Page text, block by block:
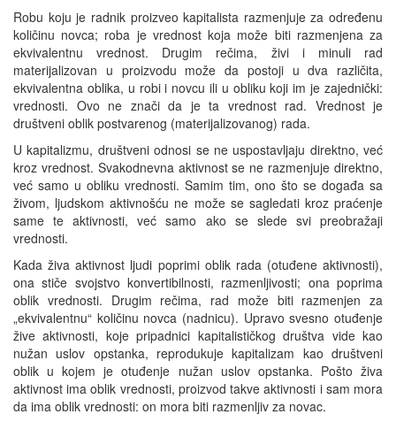
Robu koju je radnik proizveo kapitalista razmenjuje za određenu
količinu novca; roba je vrednost koja može biti razmenjena za
ekvivalentnu vrednost. Drugim rečima, živi i minuli rad
materijalizovan u proizvodu može da postoji u dva različita,
ekvivalentna oblika, u robi i novcu ili u obliku koji im je zajednički:
vrednosti. Ovo ne znači da je ta vrednost rad. Vrednost je
društveni oblik postvarenog (materijalizovanog) rada.
U kapitalizmu, društveni odnosi se ne uspostavljaju direktno, već
kroz vrednost. Svakodnevna aktivnost se ne razmenjuje direktno,
već samo u obliku vrednosti. Samim tim, ono što se događa sa
živom, ljudskom aktivnošću ne može se sagledati kroz praćenje
same te aktivnosti, već samo ako se slede svi preobražaji
vrednosti.
Kada živa aktivnost ljudi poprimi oblik rada (otuđene aktivnosti),
ona stiče svojstvo konvertibilnosti, razmenljivosti; ona poprima
oblik vrednosti. Drugim rečima, rad može biti razmenjen za
„ekvivalentnu“ količinu novca (nadnicu). Upravo svesno otuđenje
žive aktivnosti, koje pripadnici kapitalističkog društva vide kao
nužan uslov opstanka, reprodukuje kapitalizam kao društveni
oblik u kojem je otuđenje nužan uslov opstanka. Pošto živa
aktivnost ima oblik vrednosti, proizvod takve aktivnosti i sam mora
da ima oblik vrednosti: on mora biti razmenljiv za novac.